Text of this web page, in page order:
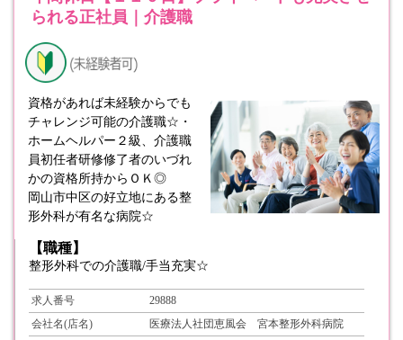
られる正社員｜介護職
資格があれば未経験からでも
チャレンジ可能の介護職☆・
ホームヘルパー２級、介護職
員初任者研修修了者のいづれ
かの資格所持からＯＫ◎
岡山市中区の好立地にある整
形外科が有名な病院☆
【職種】
整形外科での介護職/手当充実☆
求人番号
29888
会社名(店名)
医療法人社団恵風会 宮本整形外科病院